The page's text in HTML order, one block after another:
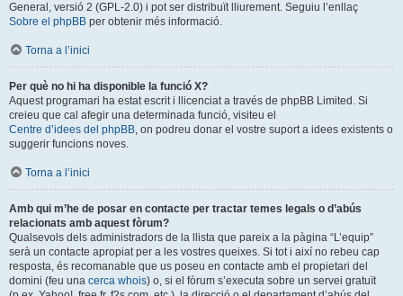
General, versió 2 (GPL-2.0) i pot ser distribuït lliurement. Seguiu l’enllaç
Sobre el phpBB per obtenir més informació.
Torna a l’inici
Per què no hi ha disponible la funció X?
Aquest programari ha estat escrit i llicenciat a través de phpBB Limited. Si
creieu que cal afegir una determinada funció, visiteu el
Centre d’idees del phpBB, on podreu donar el vostre suport a idees existents o
suggerir funcions noves.
Torna a l’inici
Amb qui m’he de posar en contacte per tractar temes legals o d’abús
relacionats amb aquest fòrum?
Qualsevols dels administradors de la llista que pareix a la pàgina “L’equip”
serà un contacte apropiat per a les vostres queixes. Si tot i així no rebeu cap
resposta, és recomanable que us poseu en contacte amb el propietari del
domini (feu una cerca whois) o, si el fòrum s’executa sobre un servei gratuït